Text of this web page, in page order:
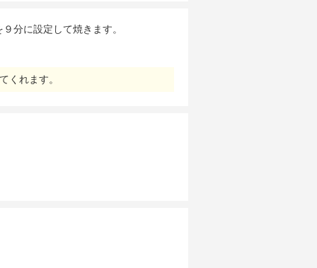
分に設定して焼きます。
くれます。